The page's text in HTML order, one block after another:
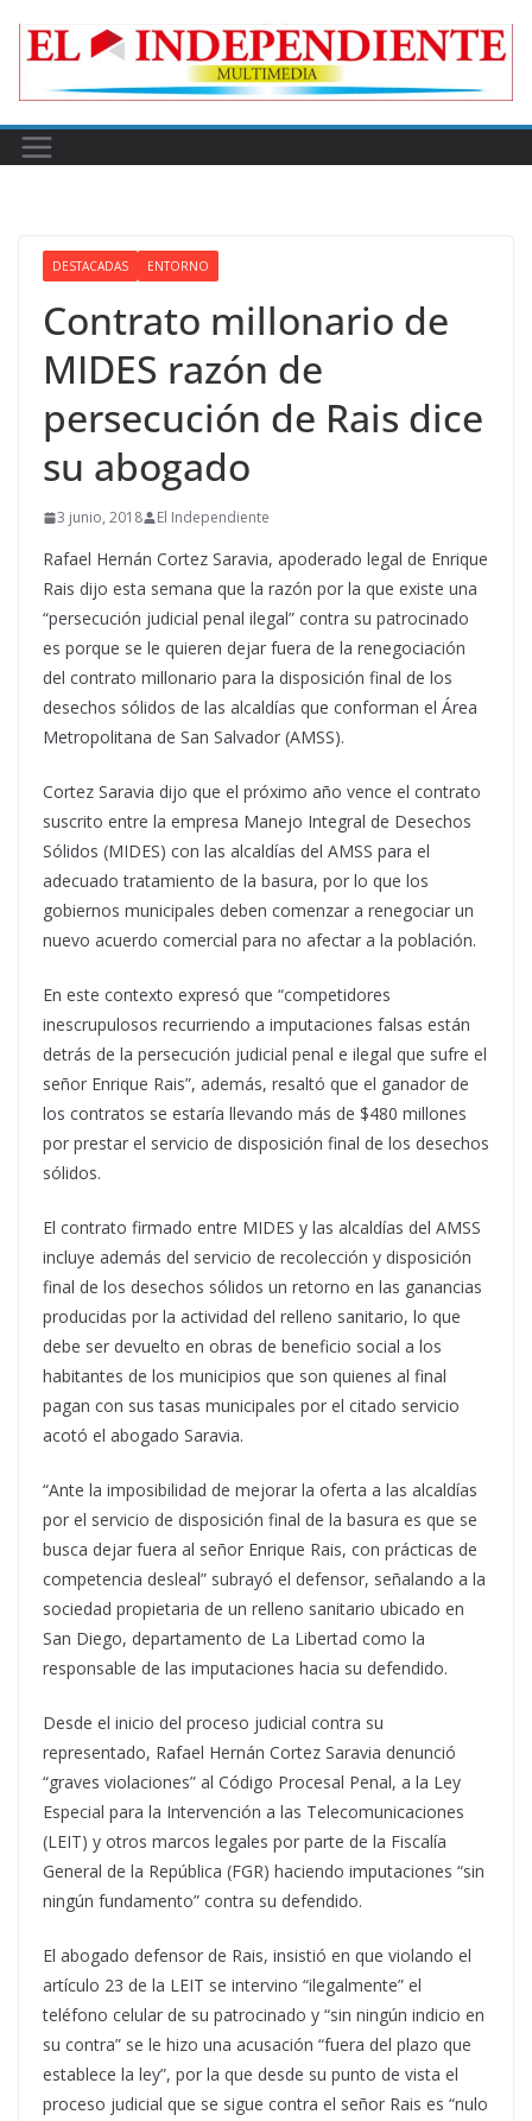
DESTACADAS ENTORNO
Contrato millonario de
MIDES razón de
persecución de Rais dice
su abogado
3 junio, 2018 El Independiente
Rafael Hernán Cortez Saravia, apoderado legal de Enrique
Rais dijo esta semana que la razón por la que existe una
“persecución judicial penal ilegal” contra su patrocinado
es porque se le quieren dejar fuera de la renegociación
del contrato millonario para la disposición final de los
desechos sólidos de las alcaldías que conforman el Área
Metropolitana de San Salvador (AMSS).
Cortez Saravia dijo que el próximo año vence el contrato
suscrito entre la empresa Manejo Integral de Desechos
Sólidos (MIDES) con las alcaldías del AMSS para el
adecuado tratamiento de la basura, por lo que los
gobiernos municipales deben comenzar a renegociar un
nuevo acuerdo comercial para no afectar a la población.
En este contexto expresó que “competidores
inescrupulosos recurriendo a imputaciones falsas están
detrás de la persecución judicial penal e ilegal que sufre el
señor Enrique Rais”, además, resaltó que el ganador de
los contratos se estaría llevando más de $480 millones
por prestar el servicio de disposición final de los desechos
sólidos.
El contrato firmado entre MIDES y las alcaldías del AMSS
incluye además del servicio de recolección y disposición
final de los desechos sólidos un retorno en las ganancias
producidas por la actividad del relleno sanitario, lo que
debe ser devuelto en obras de beneficio social a los
habitantes de los municipios que son quienes al final
pagan con sus tasas municipales por el citado servicio
acotó el abogado Saravia.
“Ante la imposibilidad de mejorar la oferta a las alcaldías
por el servicio de disposición final de la basura es que se
busca dejar fuera al señor Enrique Rais, con prácticas de
competencia desleal” subrayó el defensor, señalando a la
sociedad propietaria de un relleno sanitario ubicado en
San Diego, departamento de La Libertad como la
responsable de las imputaciones hacia su defendido.
Desde el inicio del proceso judicial contra su
representado, Rafael Hernán Cortez Saravia denunció
“graves violaciones” al Código Procesal Penal, a la Ley
Especial para la Intervención a las Telecomunicaciones
(LEIT) y otros marcos legales por parte de la Fiscalía
General de la República (FGR) haciendo imputaciones “sin
ningún fundamento” contra su defendido.
El abogado defensor de Rais, insistió en que violando el
artículo 23 de la LEIT se intervino “ilegalmente” el
teléfono celular de su patrocinado y “sin ningún indicio en
su contra” se le hizo una acusación “fuera del plazo que
establece la ley”, por la que desde su punto de vista el
proceso judicial que se sigue contra el señor Rais es “nulo